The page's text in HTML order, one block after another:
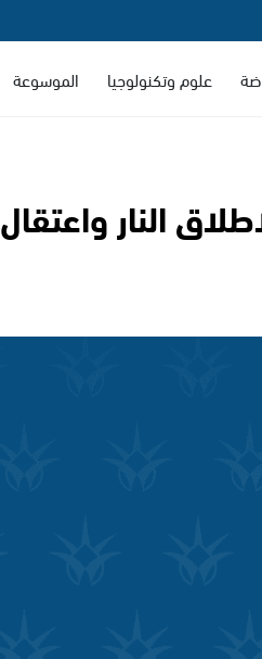
علوم وتكنولوجيا الموسوعة
النار واعتقال